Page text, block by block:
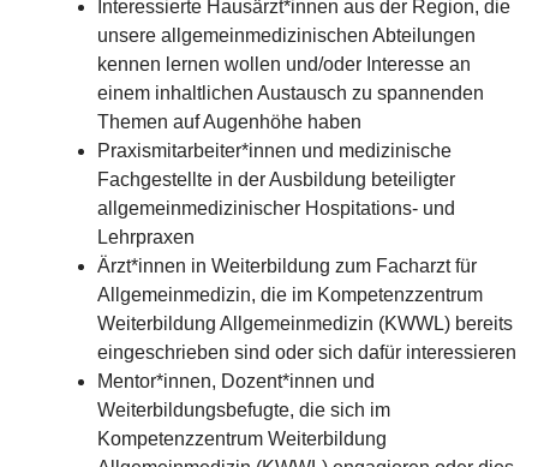
Interessierte Hausärzt*innen aus der Region, die
unsere allgemeinmedizinischen Abteilungen
kennen lernen wollen und/oder Interesse an
einem inhaltlichen Austausch zu spannenden
Themen auf Augenhöhe haben
Praxismitarbeiter*innen und medizinische
Fachgestellte in der Ausbildung beteiligter
allgemeinmedizinischer Hospitations- und
Lehrpraxen
Ärzt*innen in Weiterbildung zum Facharzt für
Allgemeinmedizin, die im Kompetenzzentrum
Weiterbildung Allgemeinmedizin (KWWL) bereits
eingeschrieben sind oder sich dafür interessieren
Mentor*innen, Dozent*innen und
Weiterbildungsbefugte, die sich im
Kompetenzzentrum Weiterbildung